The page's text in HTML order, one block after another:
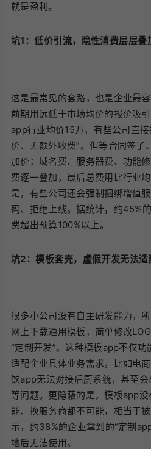
就是盈利。
坑1：低价引流，隐性消费层层叠
这是最常见的套路，也是企业最
前期用远低于市场均价的报价吸
app行业均价15万，有些公司直
价、无额外收费”。但等合同签了
加价：域名费、服务器费、功能
费逐一叠加，最后总费用比行业
是，有些公司还会强制捆绑增值
码、拒绝上线。据统计，约45%
费超出预算100%以上。
坑2：模板套壳，虚假开发无法适
很多小公司没有自主研发能力，
网上下载通用模板，简单修改
“定制开发”。这种模板app不仅
适配企业具体业务需求，比如电
饮app无法对接后厨系统，甚至
等问题。更隐蔽的是，模板app
能、换服务商都不可能，相当于
示，约38%的企业拿到的“定制
地后无法使用。